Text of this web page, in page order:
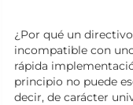
¿Por qué un
incompatible con
rápida
principio no puede
decir, de carácter